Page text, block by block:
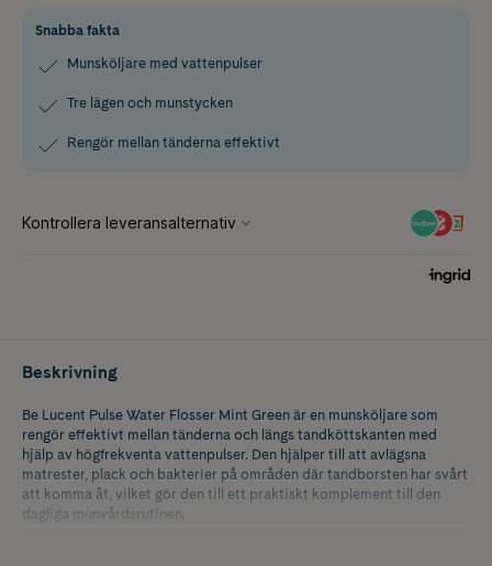
Snabba fakta
Munsköljare med vattenpulser
Tre lägen och munstycken
Rengör mellan tänderna effektivt
Beskrivning
Be Lucent Pulse Water Flosser Mint Green är en munsköljare som
rengör effektivt mellan tänderna och längs tandköttskanten med
hjälp av högfrekventa vattenpulser. Den hjälper till att avlägsna
matrester, plack och bakterier på områden där tandborsten har svårt
att komma åt, vilket gör den till ett praktiskt komplement till den
dagliga munvårdsrutinen.